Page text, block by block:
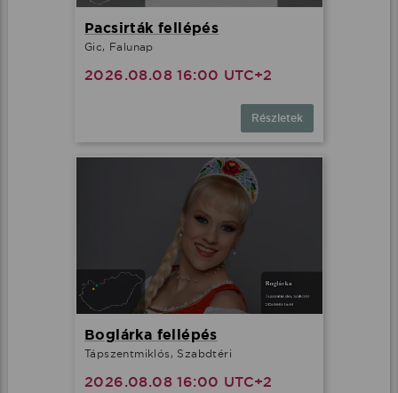
Pacsirták fellépés
Gic, Falunap
2026.08.08 16:00 UTC+2
Részletek
Boglárka fellépés
Tápszentmiklós, Szabdtéri
2026.08.08 16:00 UTC+2